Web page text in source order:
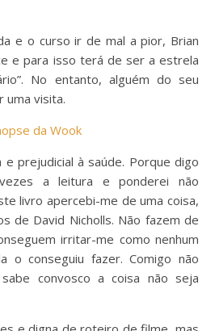
e o curso ir de mal a pior, Brian
e para isso terá de ser a estrela
No entanto, alguém do seu
uma visita.
da Wook
prejudicial à saúde. Porque digo
a leitura e ponderei não
livro apercebi-me de uma coisa,
de David Nicholls. Não fazem de
irritar-me como nenhum
o conseguiu fazer. Comigo não
convosco a coisa não seja